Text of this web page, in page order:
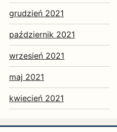
grudzień 2021
październik 2021
wrzesień 2021
maj 2021
kwiecień 2021